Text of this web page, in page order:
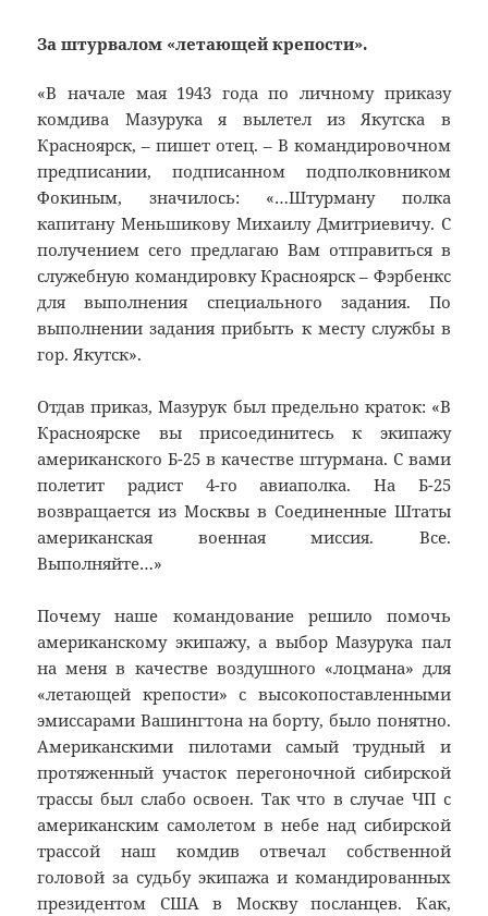
За штурвалом «летающей крепости».
«В начале мая 1943 года по личному приказу
комдива Мазурука я вылетел из Якутска в
Красноярск, – пишет отец. – В командировочном
предписании, подписанном подполковником
Фокиным, значилось: «…Штурману полка
капитану Меньшикову Михаилу Дмитриевичу. С
получением сего предлагаю Вам отправиться в
служебную командировку Красноярск – Фэрбенкс
для выполнения специального задания. По
выполнении задания прибыть к месту службы в
гор. Якутск».
Отдав приказ, Мазурук был предельно краток: «В
Красноярске вы присоединитесь к экипажу
американского Б-25 в качестве штурмана. С вами
полетит радист 4-го авиаполка. На Б-25
возвращается из Москвы в Соединенные Штаты
американская военная миссия. Все.
Выполняйте…»
Почему наше командование решило помочь
американскому экипажу, а выбор Мазурука пал
на меня в качестве воздушного «лоцмана» для
«летающей крепости» с высокопоставленными
эмиссарами Вашингтона на борту, было понятно.
Американскими пилотами самый трудный и
протяженный участок перегоночной сибирской
трассы был слабо освоен. Так что в случае ЧП с
американским самолетом в небе над сибирской
трассой наш комдив отвечал собственной
головой за судьбу экипажа и командированных
президентом США в Москву посланцев. Как,